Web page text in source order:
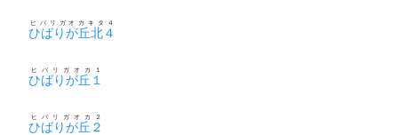
ひばりが丘北４
ヒバリガオカキタ４
ひばりが丘１
ヒバリガオカ１
ひばりが丘２
ヒバリガオカ２